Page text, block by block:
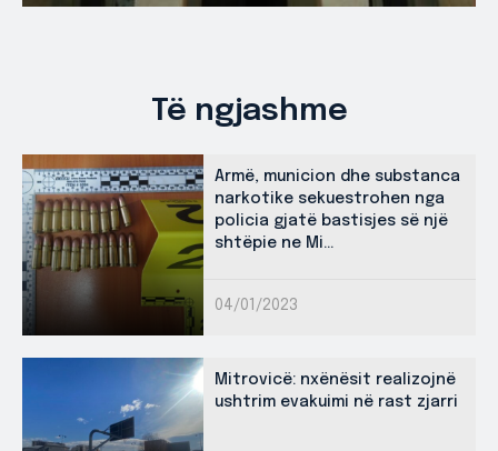
Të ngjashme
Armë, municion dhe substanca
narkotike sekuestrohen nga
policia gjatë bastisjes së një
shtëpie ne Mi...
04/01/2023
Mitrovicë: nxënësit realizojnë
ushtrim evakuimi në rast zjarri